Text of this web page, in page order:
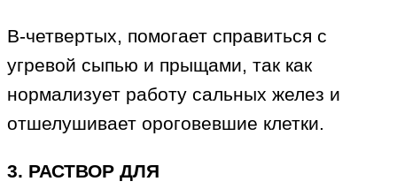
В-четвертых, помогает справиться с
угревой сыпью и прыщами, так как
нормализует работу сальных желез и
отшелушивает ороговевшие клетки.
3. РАСТВОР ДЛЯ